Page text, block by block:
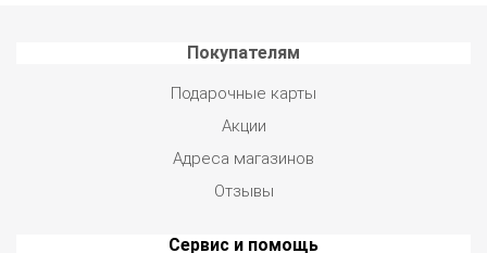
Покупателям
Подарочные карты
Акции
Адреса магазинов
Отзывы
Сервис и помощь